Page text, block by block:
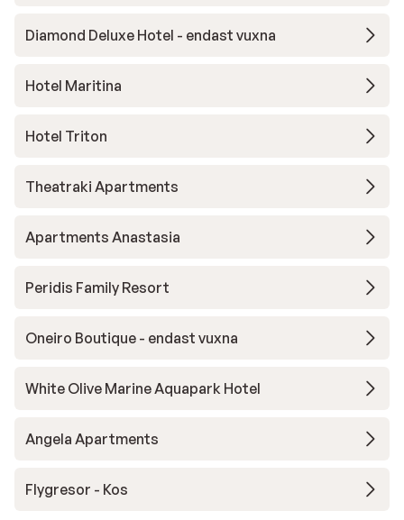
Diamond Deluxe Hotel - endast vuxna
Hotel Maritina
Hotel Triton
Theatraki Apartments
Apartments Anastasia
Peridis Family Resort
Oneiro Boutique - endast vuxna
White Olive Marine Aquapark Hotel
Angela Apartments
Flygresor - Kos